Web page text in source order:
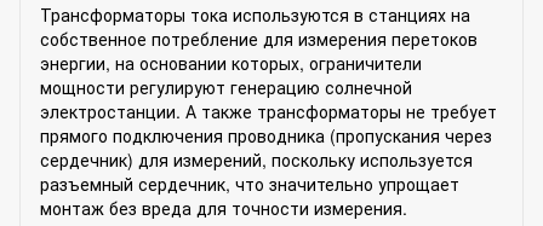
Трансформаторы тока используются в станциях на
собственное потребление для измерения перетоков
энергии, на основании которых, ограничители
мощности регулируют генерацию солнечной
электростанции. А также трансформаторы не требует
прямого подключения проводника (пропускания через
сердечник) для измерений, поскольку используется
разъемный сердечник, что значительно упрощает
монтаж без вреда для точности измерения.